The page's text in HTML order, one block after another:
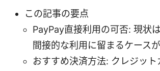
この記事の要点
PayPay直接利用の可否: 現状
間接的な利用に留まるケース
おすすめ決済方法: クレジット